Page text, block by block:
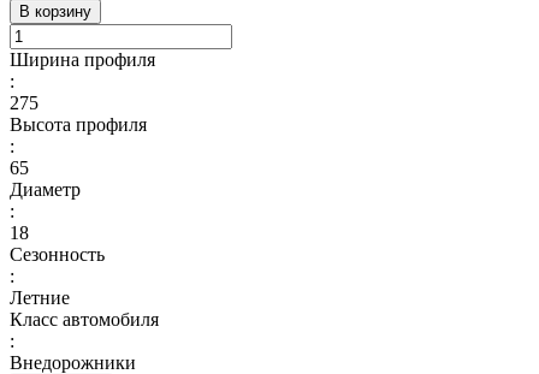
В корзину
Ширина профиля
:
275
Высота профиля
:
65
Диаметр
:
18
Сезонность
:
Летние
Класс автомобиля
:
Внедорожники